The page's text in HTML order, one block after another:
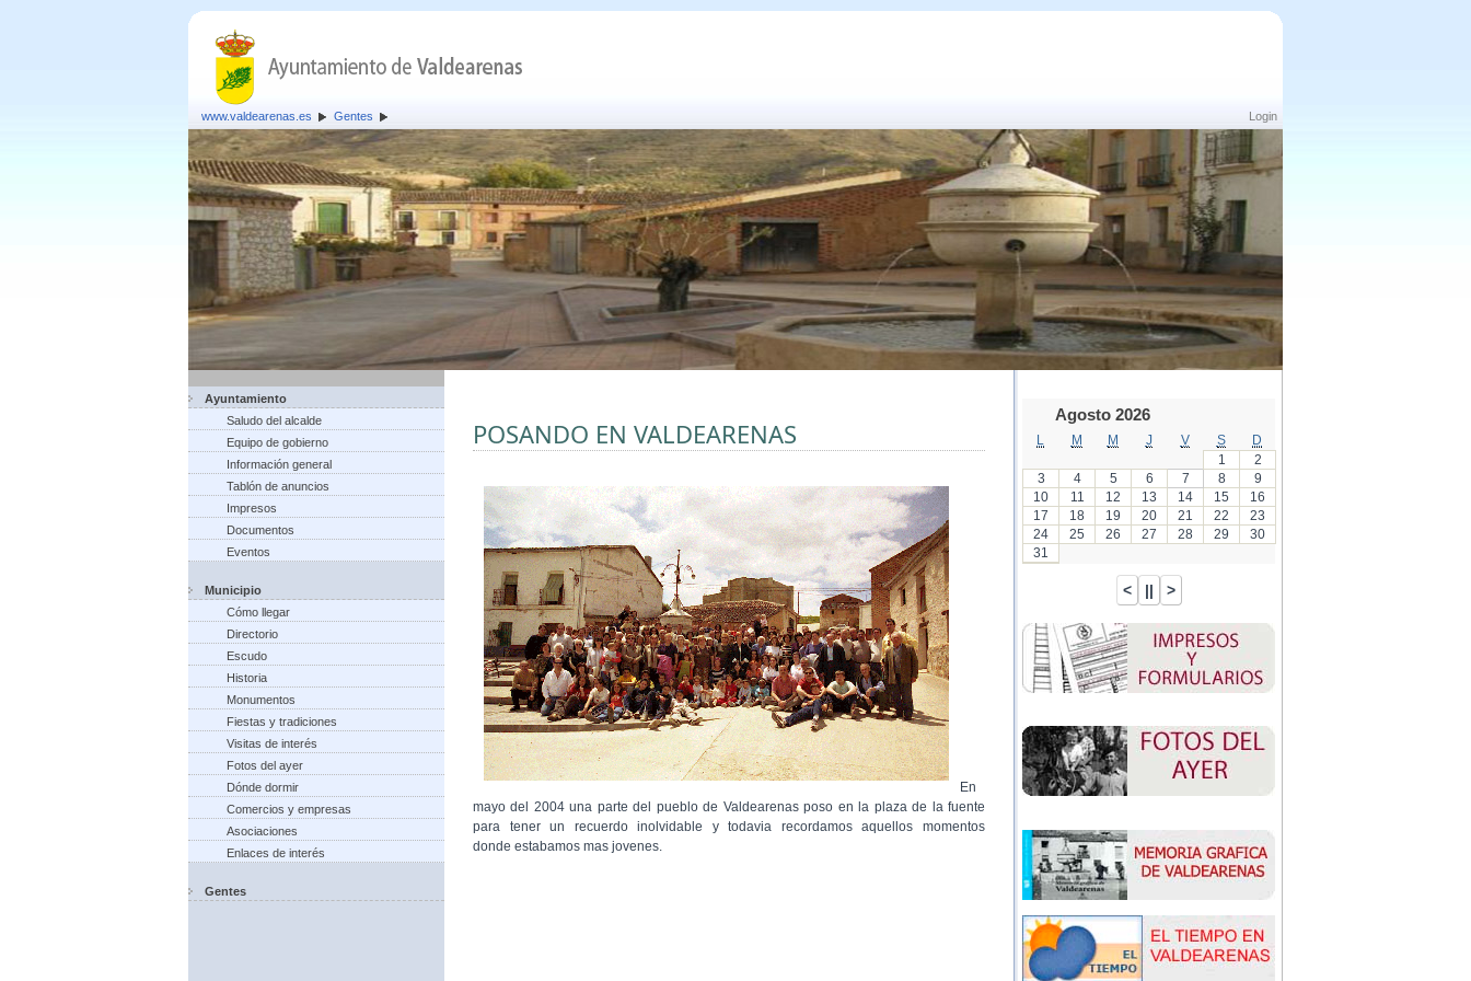
Login
www.valdearenas.es Gentes
Ayuntamiento
Saludo del alcalde
Equipo de gobierno
Información general
Tablón de anuncios
Impresos
Documentos
Eventos
Municipio
Cómo llegar
Directorio
Escudo
Historia
Monumentos
Fiestas y tradiciones
Visitas de interés
Fotos del ayer
Dónde dormir
Comercios y empresas
Asociaciones
Enlaces de interés
Gentes
POSANDO EN VALDEARENAS
En
mayo del 2004 una parte del pueblo de Valdearenas poso en la plaza de la fuente
para tener un recuerdo inolvidable y todavia recordamos aquellos momentos
donde estabamos mas jovenes.
Agosto 2026
M M J V S
D
1
2
3
4 5 6 7 8
9
10
11 12 13 14 15
16
17
18 19 20 21 22
23
24
25 26 27 28 29
30
31